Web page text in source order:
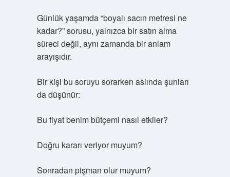
Günlük yaşamda “boyalı sacın metresi ne
kadar?” sorusu, yalnızca bir satın alma
süreci değil, aynı zamanda bir anlam
arayışıdır.
Bir kişi bu soruyu sorarken aslında şunları
da düşünür:
Bu fiyat benim bütçemi nasıl etkiler?
Doğru kararı veriyor muyum?
Sonradan pişman olur muyum?